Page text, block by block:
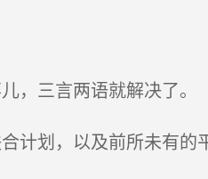
三言两语就解决了。
划，以及前所未有的